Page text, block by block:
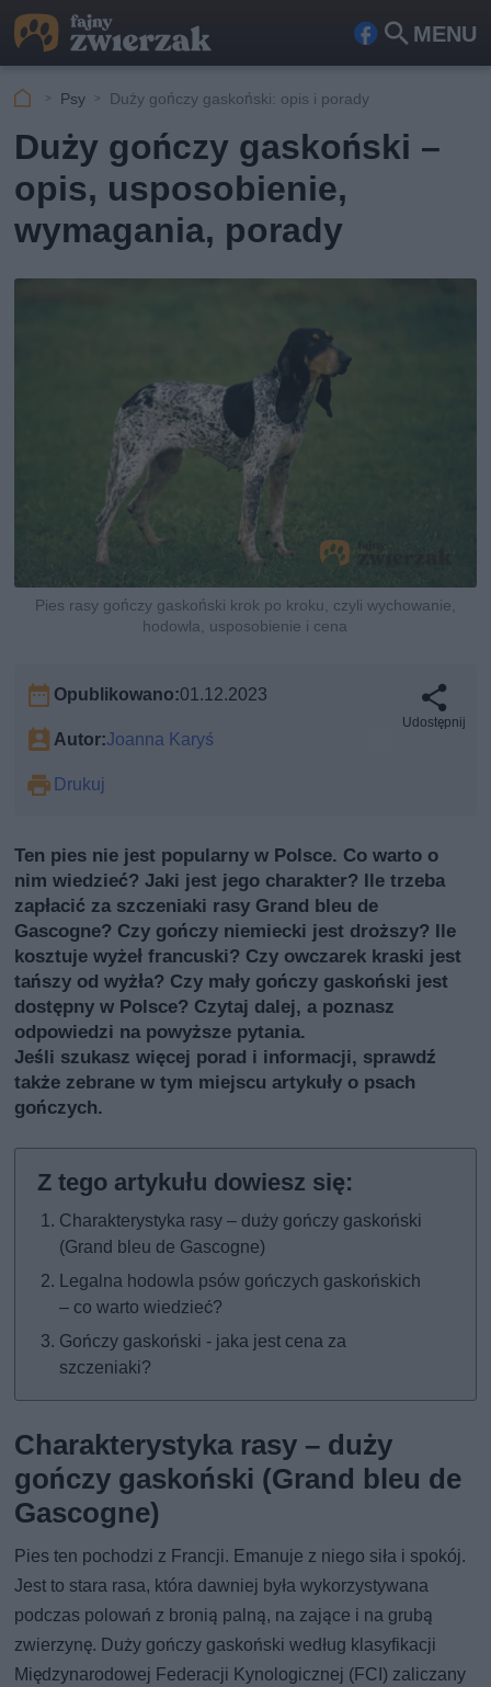
MENU
Fa
ook
Szu
Psy Duży gończy gaskoński: opis i porady
Duży gończy gaskoński –
opis, usposobienie,
wymagania, porady
Pies rasy gończy gaskoński krok po kroku, czyli wychowanie,
hodowla, usposobienie i cena
Opublikowano:01.12.2023
Autor:Joanna Karyś
Drukuj
Udostępnij
Ten pies nie jest popularny w Polsce. Co warto o
nim wiedzieć? Jaki jest jego charakter? Ile trzeba
zapłacić za szczeniaki rasy Grand bleu de
Gascogne? Czy gończy niemiecki jest droższy? Ile
kosztuje wyżeł francuski? Czy owczarek kraski jest
tańszy od wyżła? Czy mały gończy gaskoński jest
dostępny w Polsce? Czytaj dalej, a poznasz
odpowiedzi na powyższe pytania.
Jeśli szukasz więcej porad i informacji, sprawdź
także zebrane w tym miejscu artykuły o psach
gończych.
Charakterystyka rasy – duży gończy gaskoński
(Grand bleu de Gascogne)
Legalna hodowla psów gończych gaskońskich
– co warto wiedzieć?
Gończy gaskoński - jaka jest cena za
szczeniaki?
Charakterystyka rasy – duży
gończy gaskoński (Grand bleu de
Gascogne)
Pies ten pochodzi z Francji. Emanuje z niego siła i spokój.
Jest to stara rasa, która dawniej była wykorzystywana
podczas polowań z bronią palną, na zające i na grubą
zwierzynę. Duży gończy gaskoński według klasyfikacji
Międzynarodowej Federacji Kynologicznej (FCI) zaliczany